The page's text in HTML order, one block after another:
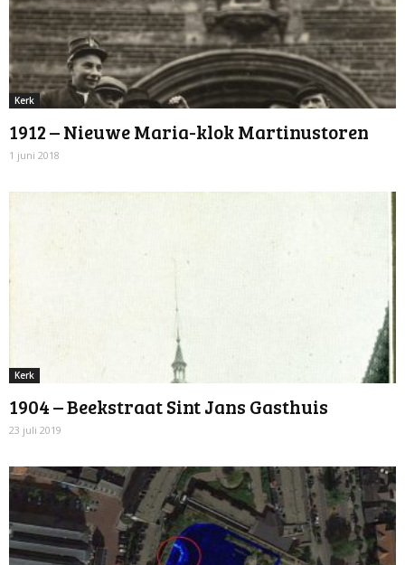
Kerk
1912 – Nieuwe Maria-klok Martinustoren
1 juni 2018
Kerk
1904 – Beekstraat Sint Jans Gasthuis
23 juli 2019